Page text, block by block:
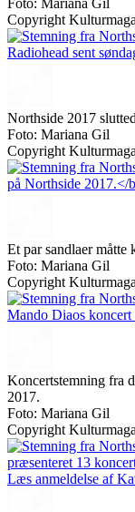
Copyright
Northside 2017
Foto: Mariana Gil
Copyright
Et par sandlaer måtte
Foto: Mariana Gil
Copyright
Koncertstemning fra
2017.
Foto: Mariana Gil
Copyright